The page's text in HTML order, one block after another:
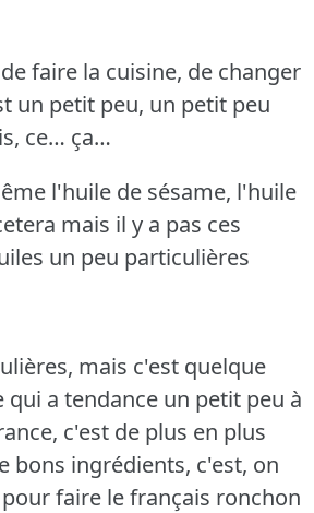
faire la cuisine, de changer
un petit peu, un petit peu
ce… ça…
l'huile de sésame, l'huile
mais il y a pas ces
un peu particulières
mais c'est quelque
qui a tendance un petit peu à
c'est de plus en plus
bons ingrédients, c'est, on
faire le français ronchon